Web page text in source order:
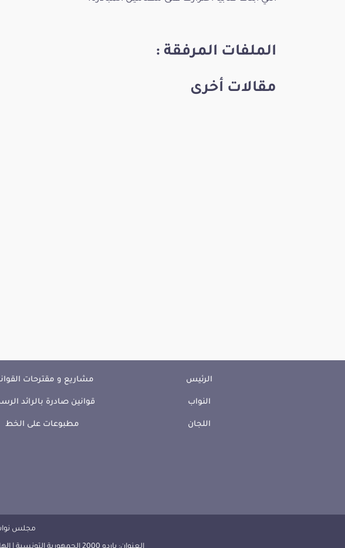
الملفات المرفقة :
مقالات أخرى
الرئيس
النواب
اللجان
مشاريع و مقترحات
قوانين صادرة بالرائد
مطبوعات على الخط
مجلس